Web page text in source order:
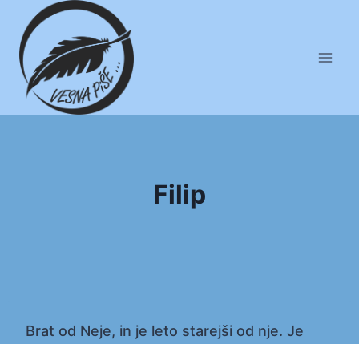
content
Filip
Brat od Neje, in je leto starejši od nje. Je